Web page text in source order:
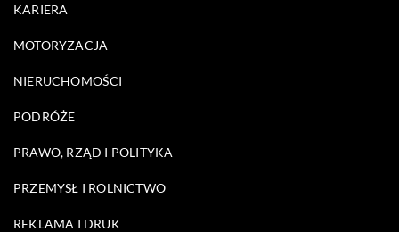
KARIERA
MOTORYZACJA
NIERUCHOMOŚCI
PODRÓŻE
PRAWO, RZĄD I POLITYKA
PRZEMYSŁ I ROLNICTWO
REKLAMA I DRUK